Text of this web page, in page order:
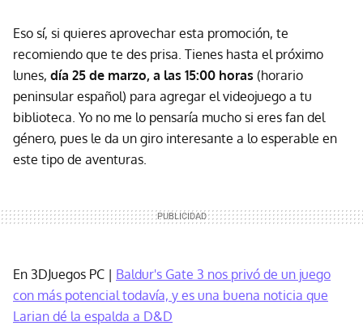
Eso sí, si quieres aprovechar esta promoción, te
recomiendo que te des prisa. Tienes hasta el próximo
lunes, día 25 de marzo, a las 15:00 horas (horario
peninsular español) para agregar el videojuego a tu
biblioteca. Yo no me lo pensaría mucho si eres fan del
género, pues le da un giro interesante a lo esperable en
este tipo de aventuras.
En 3DJuegos PC | Baldur's Gate 3 nos privó de un juego
con más potencial todavía, y es una buena noticia que
Larian dé la espalda a D&D